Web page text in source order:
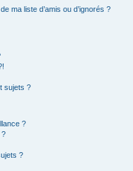
ma liste d’amis ou d’ignorés ?
sujets ?
?
?
?